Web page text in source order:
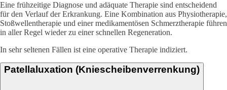
Eine frühzeitige Diagnose und adäquate Therapie sind entscheidend
für den Verlauf der Erkrankung. Eine Kombination aus Physiotherapie,
Stoßwellentherapie und einer medikamentösen Schmerztherapie führen
in aller Regel wieder zu einer schnellen Regeneration.
In sehr seltenen Fällen ist eine operative Therapie indiziert.
Patellaluxation (Kniescheibenverrenkung)